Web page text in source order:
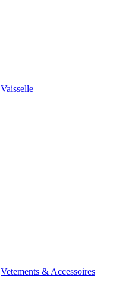
Vaisselle
Vetements & Accessoires